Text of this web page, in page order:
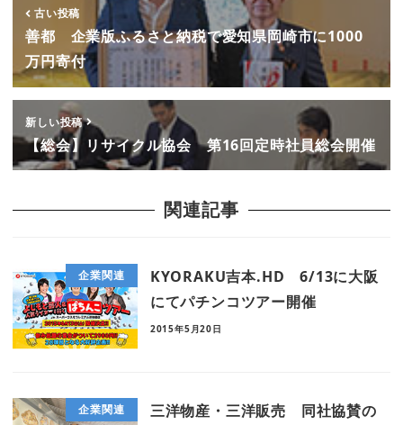
古い投稿
善都 企業版ふるさと納税で愛知県岡崎市に1000
万円寄付
新しい投稿
【総会】リサイクル協会 第16回定時社員総会開催
関連記事
企業関連
KYORAKU吉本.HD 6/13に大阪
にてパチンコツアー開催
2015年5月20日
企業関連
三洋物産・三洋販売 同社協賛の